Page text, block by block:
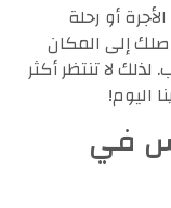
أو رحلة
إلى المكان
لا تنتظر أكثر
اليوم!
في